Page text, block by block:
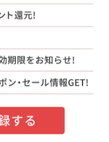
ぎないシルエットは気に
色でで素敵でした。
があると嬉しい。